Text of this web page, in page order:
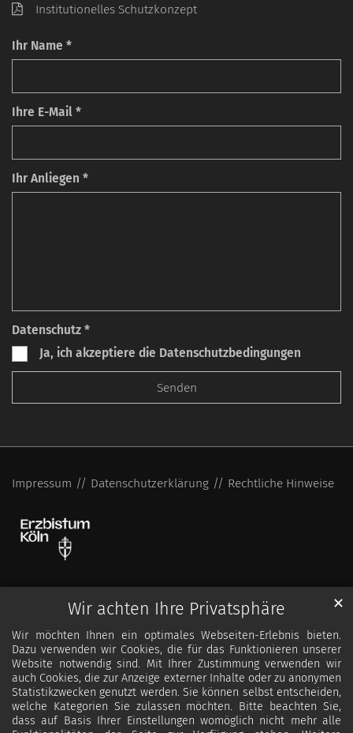
Wir achten Ihre Privatsphäre
Wir möchten Ihnen ein optimales Webseiten-Erlebnis bieten.
Dazu verwenden wir Cookies, die für das Funktionieren unserer
Website notwendig sind. Mit Ihrer Zustimmung verwenden wir
auch Cookies, die zur Anzeige externer Inhalte oder zu anonymen
Statistikzwecken genutzt werden. Sie können selbst entscheiden,
welche Kategorien Sie zulassen möchten. Bitte beachten Sie,
dass auf Basis Ihrer Einstellungen womöglich nicht mehr alle
✕
Ihr Name *
Ihre E-Mail *
Ihr Anliegen *
Datenschutz *
Ja, ich akzeptiere die Datenschutzbedingungen
Institutionelles Schutzkonzept
Impressum Datenschutzerklärung Rechtliche Hinweise